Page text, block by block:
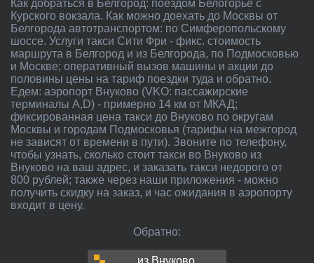
Как добраться в Белгород: поездом Белогорье с
Курского вокзала. Как можно доехать до Москвы от
Белгорода автотранспортом: по Симферопольскому
шоссе. Услуги такси Сити Фри - фикс. стоимость
маршрута в Белгород и из Белгорода, по Подмосковью
и Москве; оперативный вызов машины и акции до
половины цены на тариф поездки туда и обратно.
Едем: аэропорт Внуково (VKO: пассажирские
терминалы A,D) - примерно 14 км от МКАД;
фиксированная цена такси до Внуково по округам
Москвы и городам Подмосковья (тарифы на межгород
не зависят от времени в пути). Звоните по телефону,
чтобы узнать, сколько стоит такси во Внуково из
Внуково на ваш адрес, и заказать такси недорого от
800 рублей; также через наши приложения - можно
получить скидку на заказ, и час ожидания в аэропорту
входит в цену.
Обратно: